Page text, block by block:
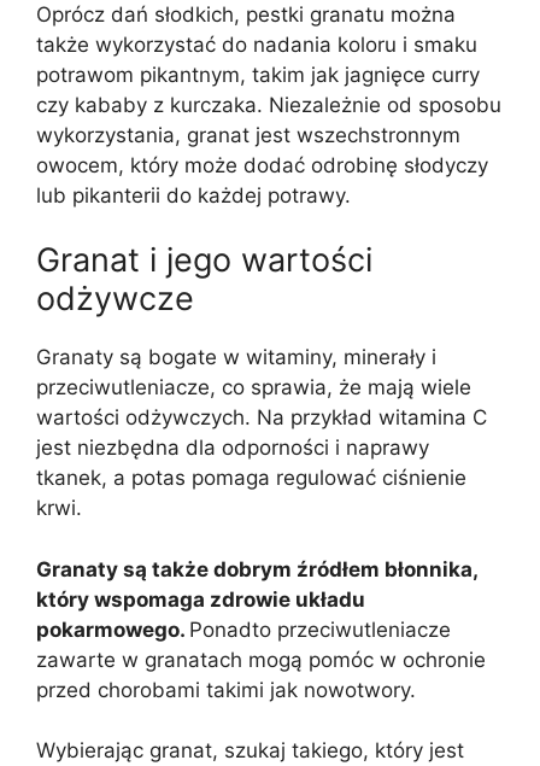
Oprócz dań słodkich, pestki granatu można
także wykorzystać do nadania koloru i smaku
potrawom pikantnym, takim jak jagnięce curry
czy kababy z kurczaka. Niezależnie od sposobu
wykorzystania, granat jest wszechstronnym
owocem, który może dodać odrobinę słodyczy
lub pikanterii do każdej potrawy.
Granat i jego wartości
odżywcze
Granaty są bogate w witaminy, minerały i
przeciwutleniacze, co sprawia, że mają wiele
wartości odżywczych. Na przykład witamina C
jest niezbędna dla odporności i naprawy
tkanek, a potas pomaga regulować ciśnienie
krwi.
Granaty są także dobrym źródłem błonnika,
który wspomaga zdrowie układu
pokarmowego. Ponadto przeciwutleniacze
zawarte w granatach mogą pomóc w ochronie
przed chorobami takimi jak nowotwory.
Wybierając granat, szukaj takiego, który jest